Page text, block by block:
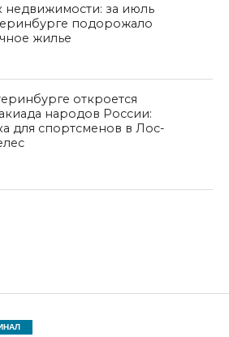
недвижимости: за июль
подорожало
жилье
откроется
народов России:
для спортсменов в Лос-